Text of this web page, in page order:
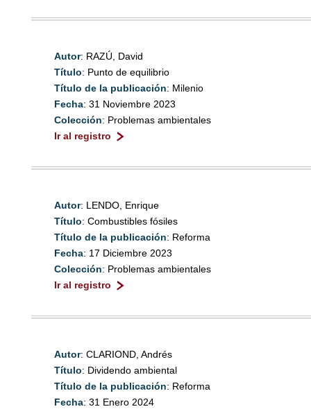
Autor: RAZÚ, David
Título: Punto de equilibrio
Título de la publicación: Milenio
Fecha: 31 Noviembre 2023
Colección: Problemas ambientales
Ir al registro
Autor: LENDO, Enrique
Título: Combustibles fósiles
Título de la publicación: Reforma
Fecha: 17 Diciembre 2023
Colección: Problemas ambientales
Ir al registro
Autor: CLARIOND, Andrés
Título: Dividendo ambiental
Título de la publicación: Reforma
Fecha: 31 Enero 2024